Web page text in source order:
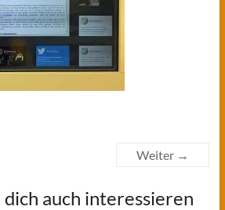
Weiter →
auch interessieren